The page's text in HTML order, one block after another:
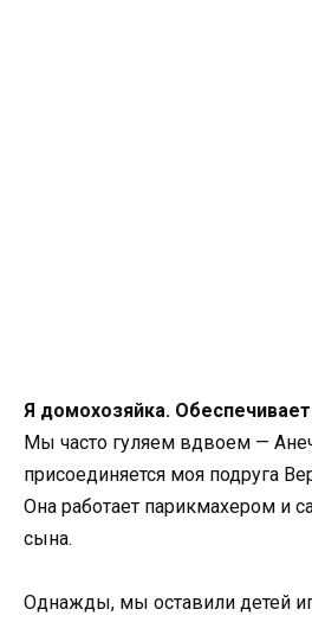
Я домохозяйка.
Мы часто гуляем вдвоем —
присоединяется моя подруга
Она работает парикмахером и
сына.
Однажды, мы оставили детей